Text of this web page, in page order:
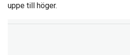
uppe till höger.